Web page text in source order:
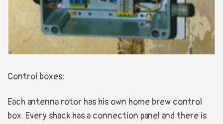
Control boxes:
Each antenna rotor has his own home brew control
box. Every shack has a connection panel and there is